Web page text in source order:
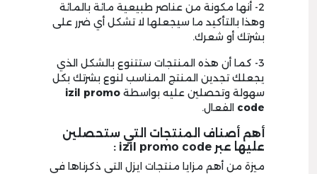
2- أنها مكونة من عناصر طبيعية مائة بالمائة
وهذا بالتأكيد ما سيجعلها لا تشكل أي ضرر على
بشرتك أو شعرك.
3- كما أن هذه المنتجات ستتنوع بالشكل الذي
يجعلك تجدين المنتج المناسب لنوع بشرتك بكل
سهولة وتحصلين عليه بواسطة izil promo
code الفعال.
أهم أصناف المنتجات التي ستحصلين
عليها عبر izil promo code :
ميزة من أهم مزايا منتجات ايزل التي ذكرناها في